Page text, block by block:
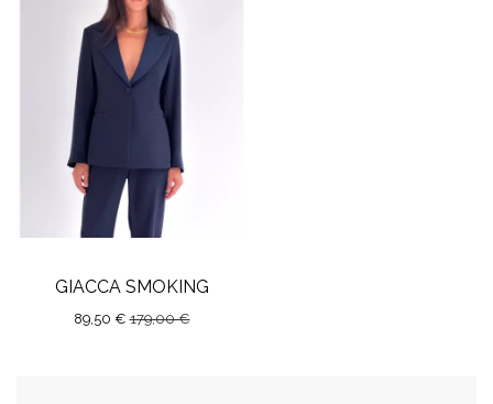
GIACCA SMOKING
89,50 €179,00 €